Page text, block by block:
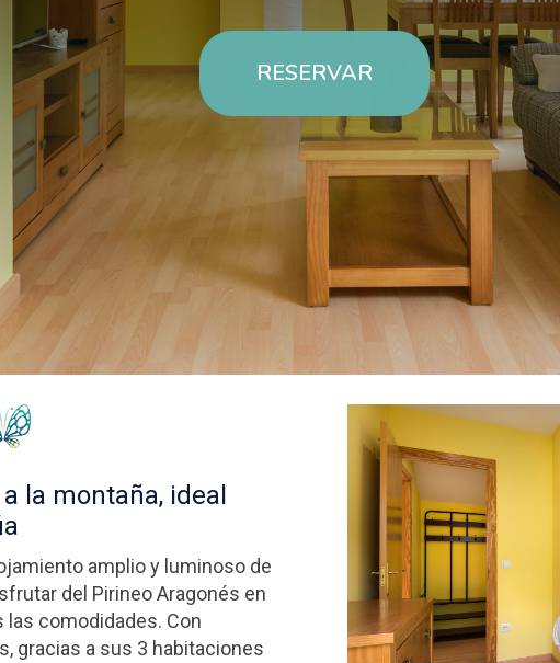
RESERVAR
la montaña, ideal
amplio y luminoso de
del Pirineo Aragonés en
las comodidades. Con
gracias a sus 3 habitaciones